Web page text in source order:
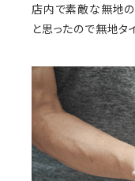
店内で素敵な無地
と思ったので無地タ